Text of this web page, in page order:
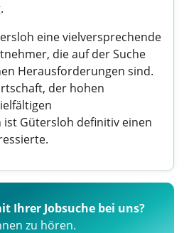
eine vielversprechende
die auf der Suche
Herausforderungen sind.
der hohen
Gütersloh definitiv einen
Ihrer Jobsuche bei uns?
zu hören.